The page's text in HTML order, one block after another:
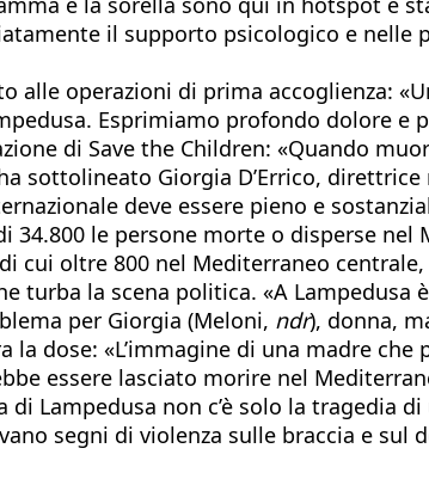
il supporto psicologico e nelle
operazioni di prima accoglienza:
Esprimiamo profondo dolore e
di Save the Children: «Quando
sottolineato Giorgia D’Errico,
deve essere pieno e
34.800 le persone morte o disperse nel
cui oltre 800 nel Mediterraneo
la scena politica. «A Lampedusa
per Giorgia (Meloni, ndr), donna,
dose: «L’immagine di una madre che
essere lasciato morire nel
Lampedusa non c’è solo la tragedia
segni di violenza sulle braccia e sul